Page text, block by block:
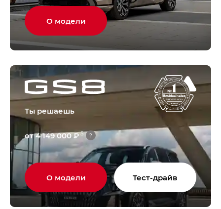
О модели
от 4 149 000 ₽5 ?
Ты решаешь
О модели Тест-драйв